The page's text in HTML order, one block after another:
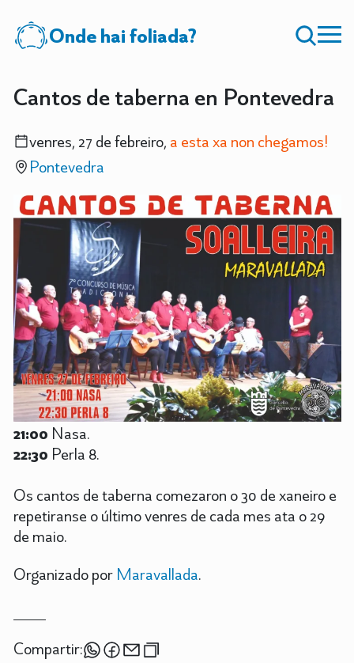
Onde hai foliada?
Cantos de taberna en Pontevedra
venres, 27 de febreiro, a esta xa non chegamos!
Pontevedra
21:00 Nasa.
22:30 Perla 8.
Os cantos de taberna comezaron o 30 de xaneiro e
repetiranse o último venres de cada mes ata o 29
de maio.
Organizado por Maravallada.
Compartir: